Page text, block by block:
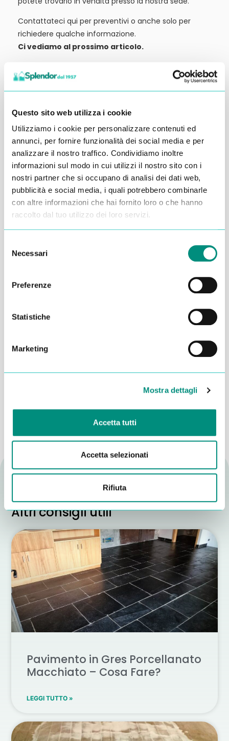
Questo sito web utilizza i cookie
Utilizziamo i cookie per personalizzare contenuti ed
annunci, per fornire funzionalità dei social media e per
analizzare il nostro traffico. Condividiamo inoltre
informazioni sul modo in cui utilizzi il nostro sito con i
nostri partner che si occupano di analisi dei dati web,
pubblicità e social media, i quali potrebbero combinarle
con altre informazioni che hai fornito loro o che hanno
raccolto dal tuo utilizzo dei loro servizi.
delNecessari
Preferenze
Statistiche
Marketing
Mostra dettagli
Accetta tutti
Accetta selezionati
Rifiuta
Contattateci qui per preventivi o anche solo per
richiedere qualche informazione.
Ci vediamo al prossimo articolo.
Inserisci i tuoi dati qui, ti ricontatteremo
entro 48 ore
Dichiaro di aver letto la
e acconsento al
Altri consigli utili
Pavimento in Gres Porcellanato
Macchiato – Cosa Fare?
LEGGI TUTTO »